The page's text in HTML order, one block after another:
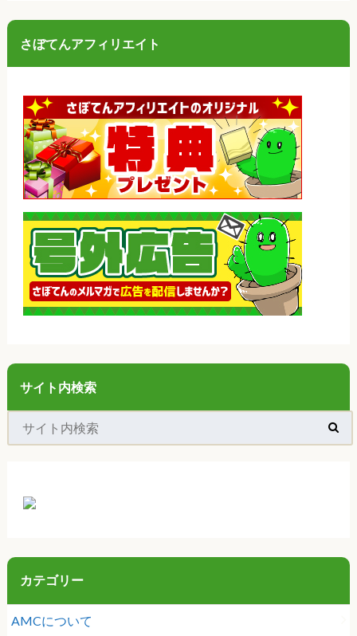
さぼてんアフィリエイト
サイト内検索
カテゴリー
AMCについて